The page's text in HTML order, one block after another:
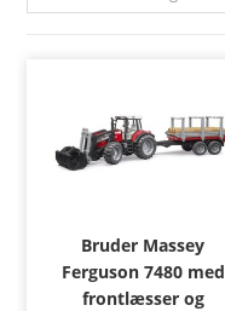
Bruder Massey
Ferguson 7480 med
frontlæsser og